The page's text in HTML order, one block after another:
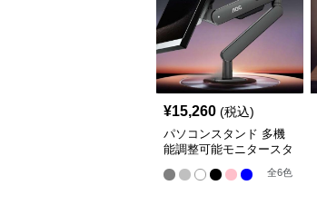
¥15,260 (税込)
パソコンスタンド 多機
能調整可能モニタースタ
全6色